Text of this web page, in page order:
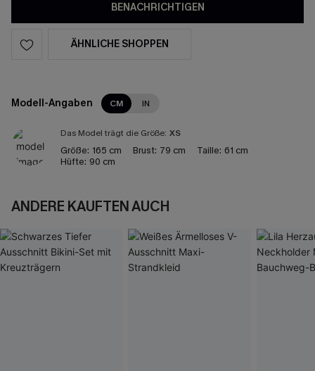
BENACHRICHTIGEN
ÄHNLICHE SHOPPEN
Modell-Angaben CM IN
Das Model trägt die Größe: XS
Größe: 165 cm Brust: 79 cm Taille: 61 cm
Hüfte: 90 cm
ANDERE KAUFTEN AUCH